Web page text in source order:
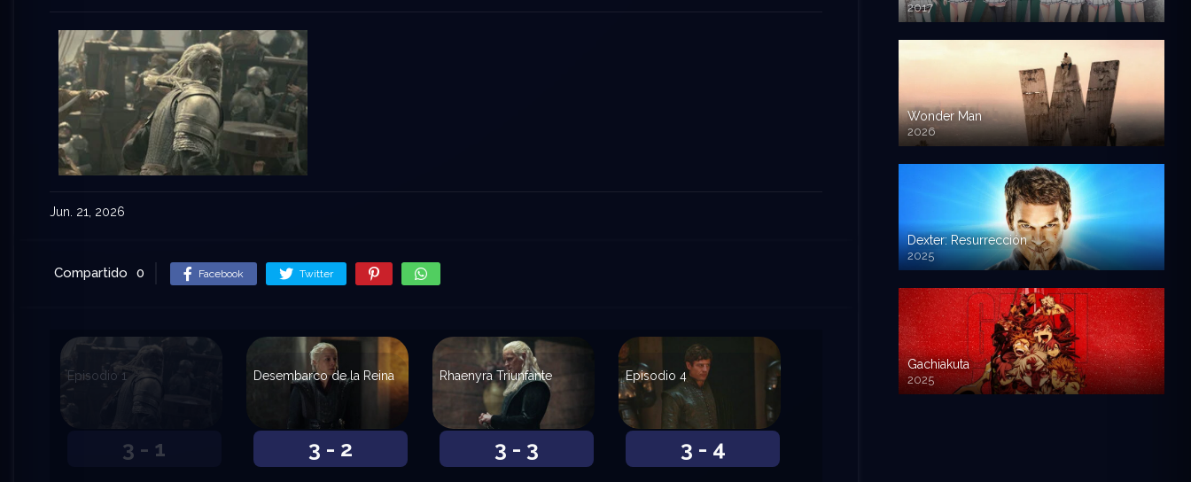
Jun. 21, 2026
Compartido 0 Facebook Twitter
3 - 1
Episodio 1
3 - 2
Desembarco de la Reina
3 - 3
Rhaenyra Triunfante
3 - 4
Episodio 4
2017
Wonder Man
2026
Dexter: Resurrección
2025
Gachiakuta
2025